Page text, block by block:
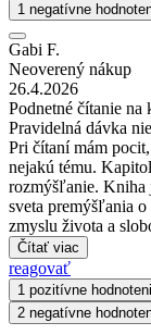
1 negatívne
Gabi F.
Neoverený nákup
26.4.2026
Podnetné čítanie na
Pravidelná dávka
Pri čítaní mám
nejakú tému.
rozmýšľanie.
sveta premýšľania
zmyslu života a
Čítať viac
reagovať
1 pozitívne
2 negatívne